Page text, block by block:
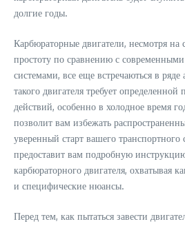
долгие годы.
Карбюраторные двигатели, несмотря на
простоту по сравнению с
системами, все еще встречаються в
такого двигателя требует определенной
действий, особенно в холодное время
позволит вам избежать
уверенный старт вашего транспортного
предоставит вам подробную
карбюраторного двигателя, охватывая
и специфические нюансы.
Перед тем, как пытаться завести